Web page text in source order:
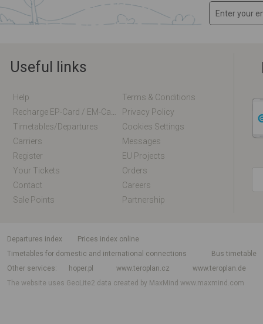
Useful links
Help
Terms & Conditions
Privacy Policy
Timetables/departures
Cookies Settings
Carriers
Messages
Register
EU Projects
Your Tickets
Orders
Contact
Careers
Sale Points
Partnership
departures index
Prices index online
Timetables for domestic and international connections
Bus timetable
Other services
hoper.pl www.teroplan.cz
www.teroplan.de
The website uses GeoLite2 data created by MaxMindwww.maxmind.com